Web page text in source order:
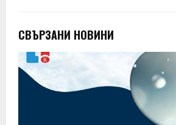
СВЪРЗАНИ НОВИНИ